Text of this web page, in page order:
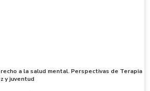
a la salud mental. Perspectivas de Terapia
y juventud